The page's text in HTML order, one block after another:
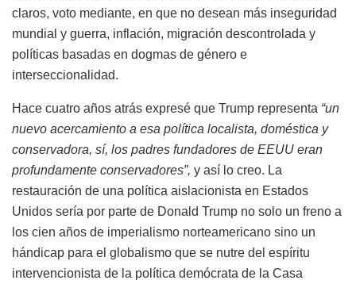
claros, voto mediante, en que no desean más inseguridad
mundial y guerra, inflación, migración descontrolada y
políticas basadas en dogmas de género e
interseccionalidad.
Hace cuatro años atrás expresé que Trump representa “un
nuevo acercamiento a esa política localista, doméstica y
conservadora, sí, los padres fundadores de EEUU eran
profundamente conservadores”, y así lo creo. La
restauración de una política aislacionista en Estados
Unidos sería por parte de Donald Trump no solo un freno a
los cien años de imperialismo norteamericano sino un
hándicap para el globalismo que se nutre del espíritu
intervencionista de la política demócrata de la Casa